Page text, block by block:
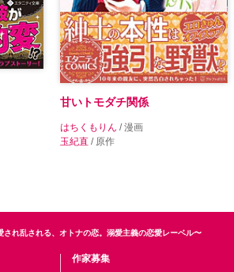
甘いトモダチ関係
はちくもりん / 漫画
玉紀直 / 原作
され乱される、オトナの恋。溺愛主義の恋愛レーベル〜
作家募集